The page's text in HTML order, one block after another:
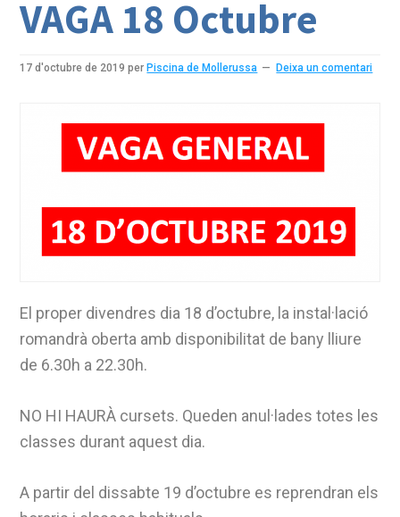
VAGA 18 Octubre
17 d'octubre de 2019 per Piscina de Mollerussa Deixa un comentari
El proper divendres dia 18 d’octubre, la instal·lació
romandrà oberta amb disponibilitat de bany lliure
de 6.30h a 22.30h.
NO HI HAURÀ cursets. Queden anul·lades totes les
classes durant aquest dia.
A partir del dissabte 19 d’octubre es reprendran els